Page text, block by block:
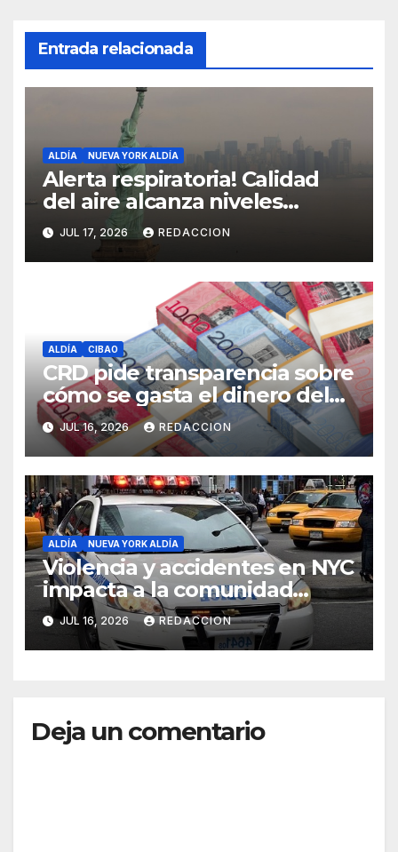
Entrada relacionada
ALDÍA NUEVA YORK ALDÍA
Alerta respiratoria! Calidad
del aire alcanza niveles
peligrosos en NYC
JUL 17, 2026 REDACCION
ALDÍA CIBAO
CRD pide transparencia sobre
cómo se gasta el dinero del
Seguro Familiar de Salud
JUL 16, 2026 REDACCION
ALDÍA NUEVA YORK ALDÍA
Violencia y accidentes en NYC
impacta a la comunidad
dominicana
JUL 16, 2026 REDACCION
Deja un comentario